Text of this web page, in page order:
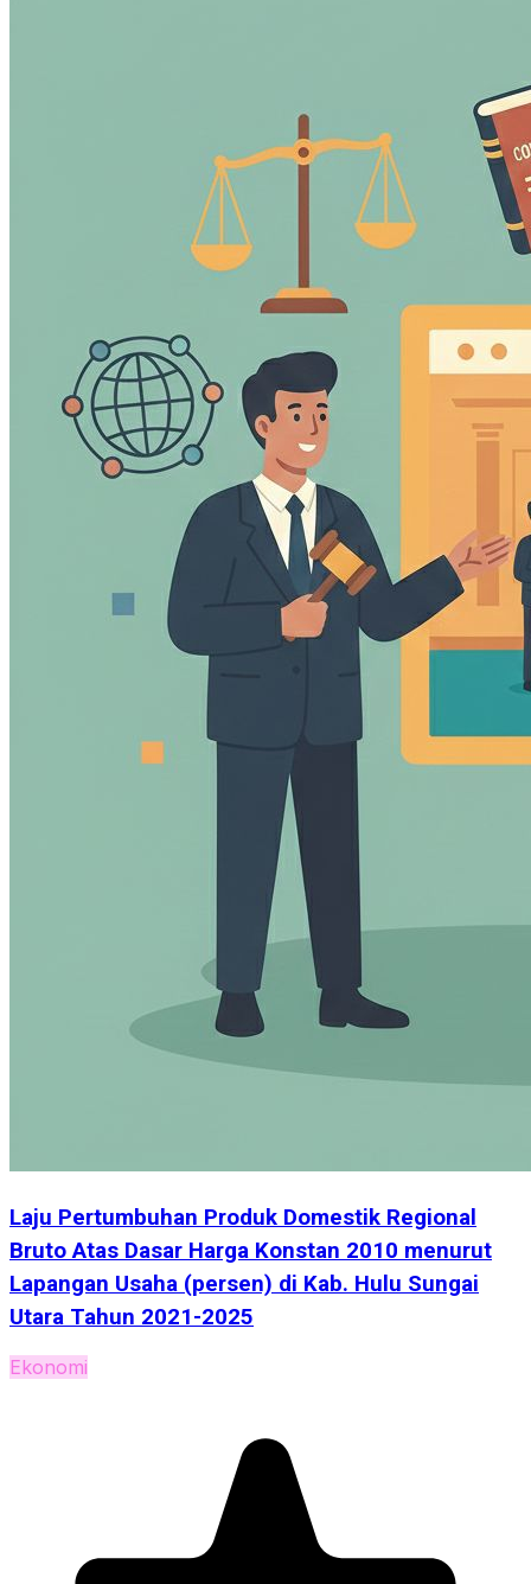
Laju Pertumbuhan Produk Domestik Regional
Bruto Atas Dasar Harga Konstan 2010 menurut
Lapangan Usaha (persen) di Kab. Hulu Sungai
Utara Tahun 2021-2025
Ekonomi